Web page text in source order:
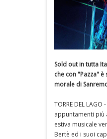
Sold out in tutta
che con "Pazza"
morale di
TORRE DEL LAGO
appuntamenti più
estiva musicale
Bertè ed i suoi